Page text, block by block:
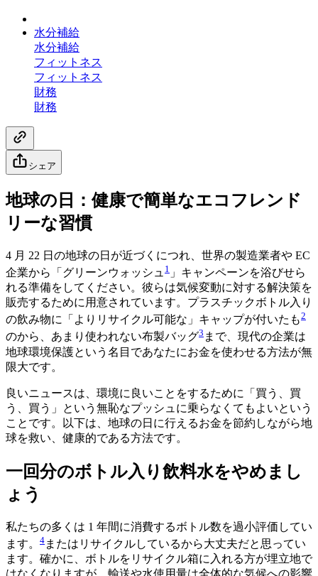
水分補給
水分補給
フィットネス
フィットネス
財務
財務
シェア
地球の日：健康で簡単なエコフレンド
リーな習慣
4 月 22 日の地球の日が近づくにつれ、世界の製造業者や EC
企業から「グリーンウォッシュ 1 」キャンペーンを浴びせら
れる準備をしてください。彼らは気候変動に対する解決策を
販売するために用意されています。プラスチックボトル入り
の飲み物に「よりリサイクル可能な」キャップが付いたも2
のから、あまり使われない布製バッグ3 まで、現代の企業は
地球環境保護という名目であなたにお金を使わせる方法が無
限大です。
良いニュースは、環境に良いことをするために「買う、買
う、買う」という無恥なプッシュに乗らなくてもよいという
ことです。以下は、地球の日に行えるお金を節約しながら地
球を救い、健康的である方法です。
一回分のボトル入り飲料水をやめまし
ょう
私たちの多くは 1 年間に消費するボトル数を過小評価してい
ます。 4 またはリサイクルしているから大丈夫だと思ってい
ます。確かに、ボトルをリサイクル箱に入れる方が埋立地で
はなくなりますが、輸送や水使用量は全体的な気候への影響